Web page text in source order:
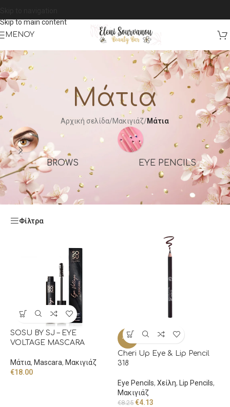
Skip to main content
ΜΕΝΟΎ
Μάτια
Αρχική σελίδα/Μακιγιάζ/Μάτια
BROWS EYE PENCILS
Φίλτρα
SOSU BY SJ – EYE
VOLTAGE MASCARA
Μάτια, Mascara, Μακιγιάζ
€18.00
-50%
Cheri Up Eye & Lip Pencil
318
Eye Pencils, Χείλη, Lip Pencils,
Μακιγιάζ
€8.25 €4.13